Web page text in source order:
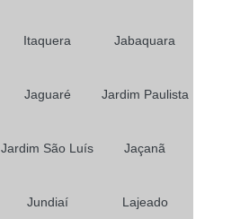
Itaquera Jabaquara
Jaguaré Jardim Paulista
Jardim São Luís Jaçanã
Jundiaí Lajeado